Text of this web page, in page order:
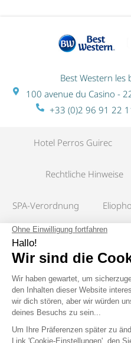
Best Western les
100 avenue du Casino -
+33 (0)2 96 91 22
Hotel Perros Guirec
Rechtliche Hinweise
SPA-Verordnung
Hotel in
The World's Biggest Hotel
individuell von einem
Western